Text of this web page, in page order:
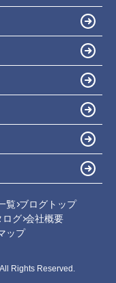
覧 ブログトップ
ログ 会社概要
ップ
Rights Reserved.